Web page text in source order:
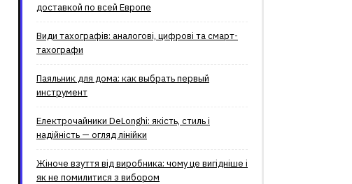
доставкой по всей Европе
Види тахографів: аналогові, цифрові та смарт-
тахографи
Паяльник для дома: как выбрать первый
инструмент
Електрочайники DeLonghi: якість, стиль і
надійність — огляд лінійки
Жіноче взуття від виробника: чому це вигідніше і
як не помилитися з вибором